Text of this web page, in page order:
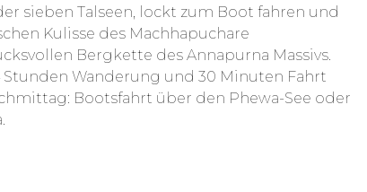
sieben Talseen, lockt zum Boot fahren und
Kulisse des Machhapuchare
Bergkette des Annapurna Massivs.
Stunden Wanderung und 30 Minuten Fahrt
Bootsfahrt über den Phewa-See oder